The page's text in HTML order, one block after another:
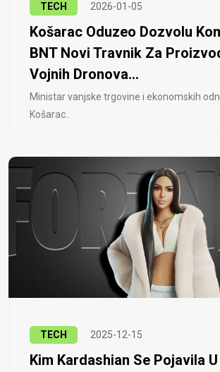
TECH 2026-01-05
Košarac Oduzeo Dozvolu
BNT Novi Travnik Za
Vojnih Dronova...
Ministar vanjske trgovine i ekonomskih
Košarac..
TECH 2025-12-15
Kim Kardashian Se Pojavila U